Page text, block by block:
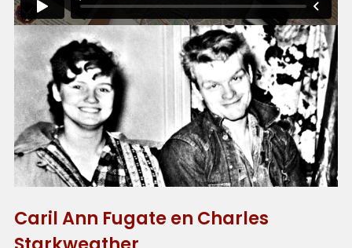
Caril Ann Fugate en Charles